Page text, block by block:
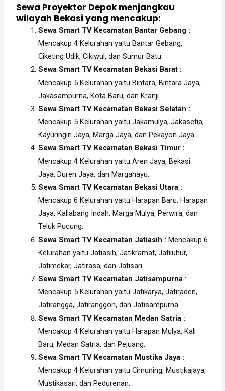
Sewa Proyektor Depok menjangkau
wilayah Bekasi yang mencakup:
Sewa Smart TV Kecamatan Bantar Gebang :
Mencakup 4 Kelurahan yaitu Bantar Gebang,
Ciketing Udik, Cikiwul, dan Sumur Batu.
Sewa Smart TV Kecamatan Bekasi Barat :
Mencakup 5 Kelurahan yaitu Bintara, Bintara Jaya,
Jakasampurna, Kota Baru, dan Kranji.
Sewa Smart TV Kecamatan Bekasi Selatan :
Mencakup 5 Kelurahan yaitu Jakamulya, Jakasetia,
Kayuringin Jaya, Marga Jaya, dan Pekayon Jaya.
Sewa Smart TV Kecamatan Bekasi Timur :
Mencakup 4 Kelurahan yaitu Aren Jaya, Bekasi
Jaya, Duren Jaya, dan Margahayu.
Sewa Smart TV Kecamatan Bekasi Utara :
Mencakup 6 Kelurahan yaitu Harapan Baru, Harapan
Jaya, Kaliabang Indah, Marga Mulya, Perwira, dan
Teluk Pucung.
Sewa Smart TV Kecamatan Jatiasih : Mencakup 6
Kelurahan yaitu Jatiasih, Jatikramat, Jatiluhur,
Jatimekar, Jatirasa, dan Jatisari.
Sewa Smart TV Kecamatan Jatisampurna :
Mencakup 5 Kelurahan yaitu Jatikarya, Jatiraden,
Jatirangga, Jatiranggon, dan Jatisampurna.
Sewa Smart TV Kecamatan Medan Satria :
Mencakup 4 Kelurahan yaitu Harapan Mulya, Kali
Baru, Medan Satria, dan Pejuang.
Sewa Smart TV Kecamatan Mustika Jaya :
Mencakup 4 Kelurahan yaitu Cimuning, Mustikajaya,
Mustikasari, dan Pedurenan.